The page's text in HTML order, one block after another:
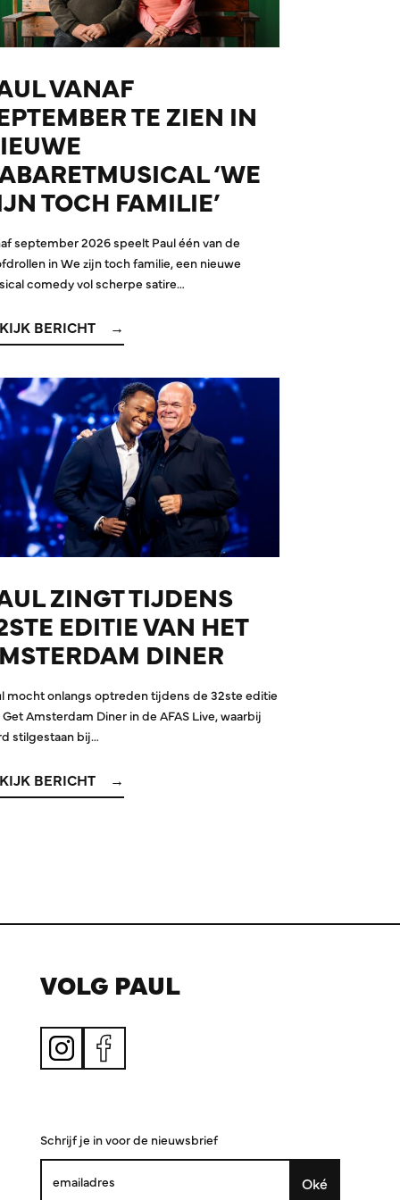
VANAF
TE ZIEN IN
‘WE
TOCH FAMILIE’
september 2026 speelt Paul één van de
in We zijn toch familie, een nieuwe
comedy vol scherpe satire…
BERICHT
ZINGT TIJDENS
EDITIE VAN HET
DINER
mocht onlangs optreden tijdens de 32ste editie
Get Amsterdam Diner in de AFAS Live, waarbij
stilgestaan bij…
BERICHT
VOLG PAUL
Schrijf je in voor de nieuwsbrief
Oké